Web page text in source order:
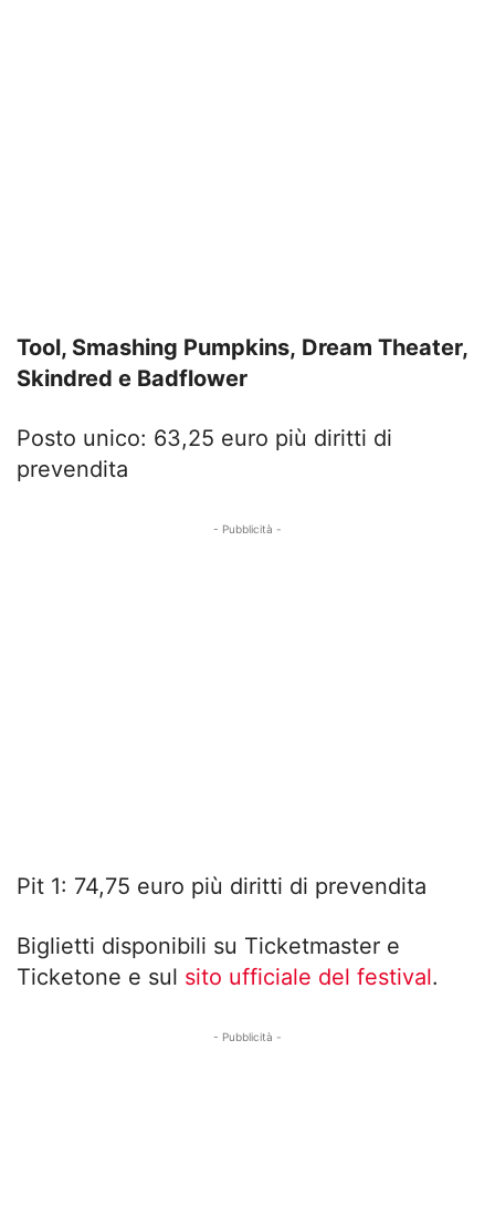
Tool, Smashing Pumpkins, Dream Theater,
Skindred e Badflower
Posto unico: 63,25 euro più diritti di
prevendita
- Pubblicità -
Pit 1: 74,75 euro più diritti di prevendita
Biglietti disponibili su Ticketmaster e
Ticketone e sul sito ufficiale del festival.
- Pubblicità -